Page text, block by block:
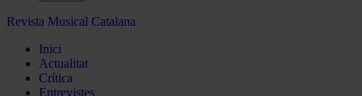
Revista Musical Catalana
Inici
Actualitat
Crítica
Entrevistes